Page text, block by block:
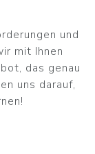
und
mit Ihnen
das genau
uns darauf,